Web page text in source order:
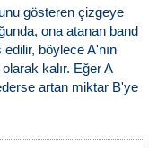
gösteren çizgeye
ona atanan band
böylece A'nın
kalır. Eğer A
artan miktar B'ye